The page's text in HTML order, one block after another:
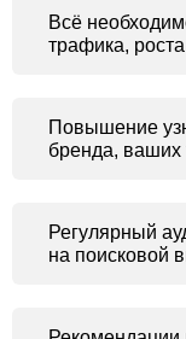
Всё
трафика,
Повышение
бренда, ваших
Регулярный
на поисковой